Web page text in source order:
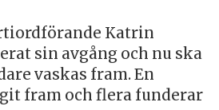
Katrin
sin avgång och nu ska
vaskas fram. En
fram och flera funderar